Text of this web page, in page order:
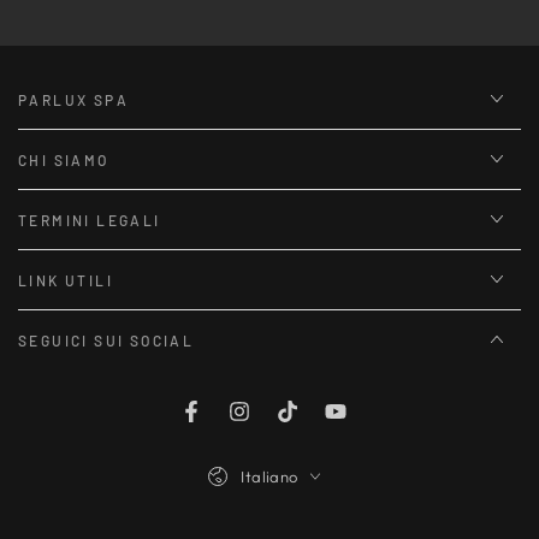
PARLUX SPA
CHI SIAMO
TERMINI LEGALI
LINK UTILI
SEGUICI SUI SOCIAL
FacebookInstagramTikTokYouTube
Italiano